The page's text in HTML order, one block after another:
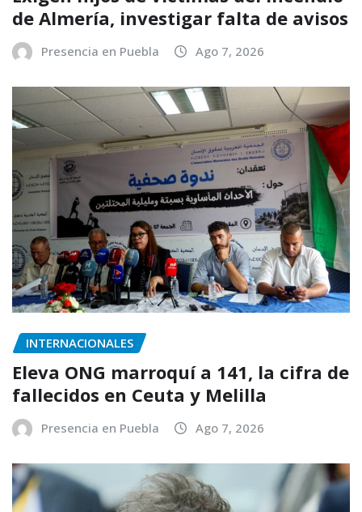
de Almería, investigar falta de avisos
Presencia en Puebla Ago 7, 2026
INTERNACIONALES
Eleva ONG marroquí a 141, la cifra de
fallecidos en Ceuta y Melilla
Presencia en Puebla Ago 7, 2026